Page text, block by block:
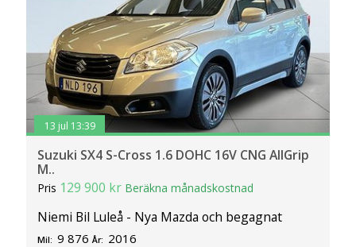
13 jul 13:39
Suzuki SX4 S-Cross 1.6 DOHC 16V CNG AllGrip
M..
Pris 129 900 kr Beräkna månadskostnad
Niemi Bil Luleå - Nya Mazda och begagnat
Mil: 9 876 År: 2016